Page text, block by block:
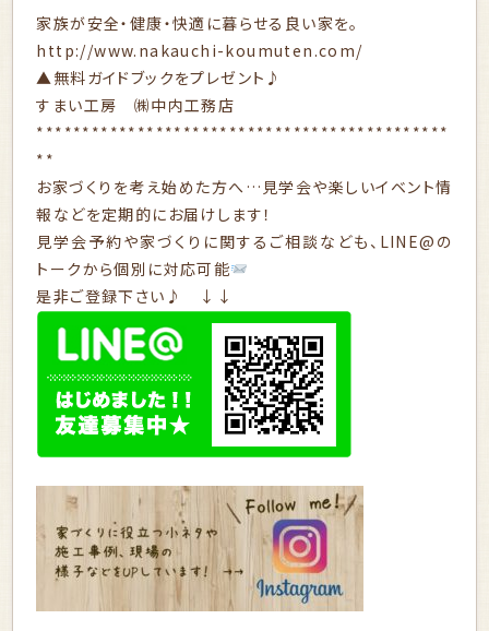
家族が安全・健康・快適に暮らせる良い家を。
http://www.nakauchi-koumuten.com/
▲無料ガイドブックをプレゼント♪
すまい工房 ㈱中内工務店
*********************************************
**
お家づくりを考え始めた方へ…見学会や楽しいイベント情
報などを定期的にお届けします！
見学会予約や家づくりに関するご相談なども、LINE@の
トークから個別に対応可能
是非ご登録下さい♪ ↓↓